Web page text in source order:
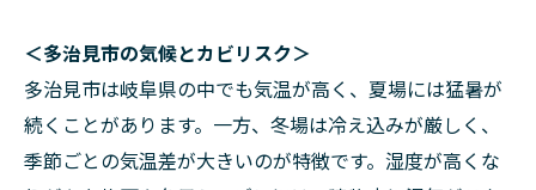
＜多治見市の気候とカビリスク＞
多治見市は岐阜県の中でも気温が高く、夏場には猛暑が
続くことがあります。一方、冬場は冷え込みが厳しく、
季節ごとの気温差が大きいのが特徴です。湿度が高くな